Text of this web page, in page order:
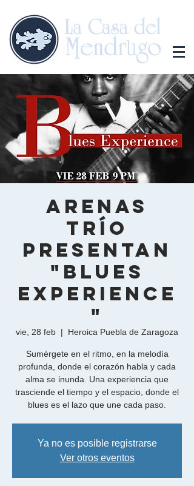
Arenas
Trío
presentan
"Blues
Experience
"
vie, 28 feb
  |
Heroica Puebla de Zaragoza
Sumérgete en el ritmo, en la melodía
profunda, donde el corazón habla y cada
alma se inunda. Una experiencia que
trasciende el tiempo y el espacio, donde el
blues es el lazo que une cada paso.
Ya no es posible registrarse
Ver otros eventos